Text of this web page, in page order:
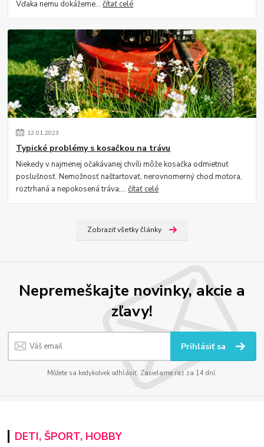
Vďaka nemu dokážeme...čítať celé
12.01.2023
Typické problémy s kosačkou na trávu
Niekedy v najmenej očakávanej chvíli môže kosačka odmietnuť
poslušnosť. Nemožnosť naštartovať, nerovnomerný chod motora,
roztrhaná a nepokosená tráva,...čítať celé
Zobraziť všetky články
Nepremeškajte novinky, akcie a
zľavy!
Prihlásiť sa
Môžete sa kedykoľvek odhlásiť. Zasielame raz za 14 dní.
DETI, ŠPORT, HOBBY